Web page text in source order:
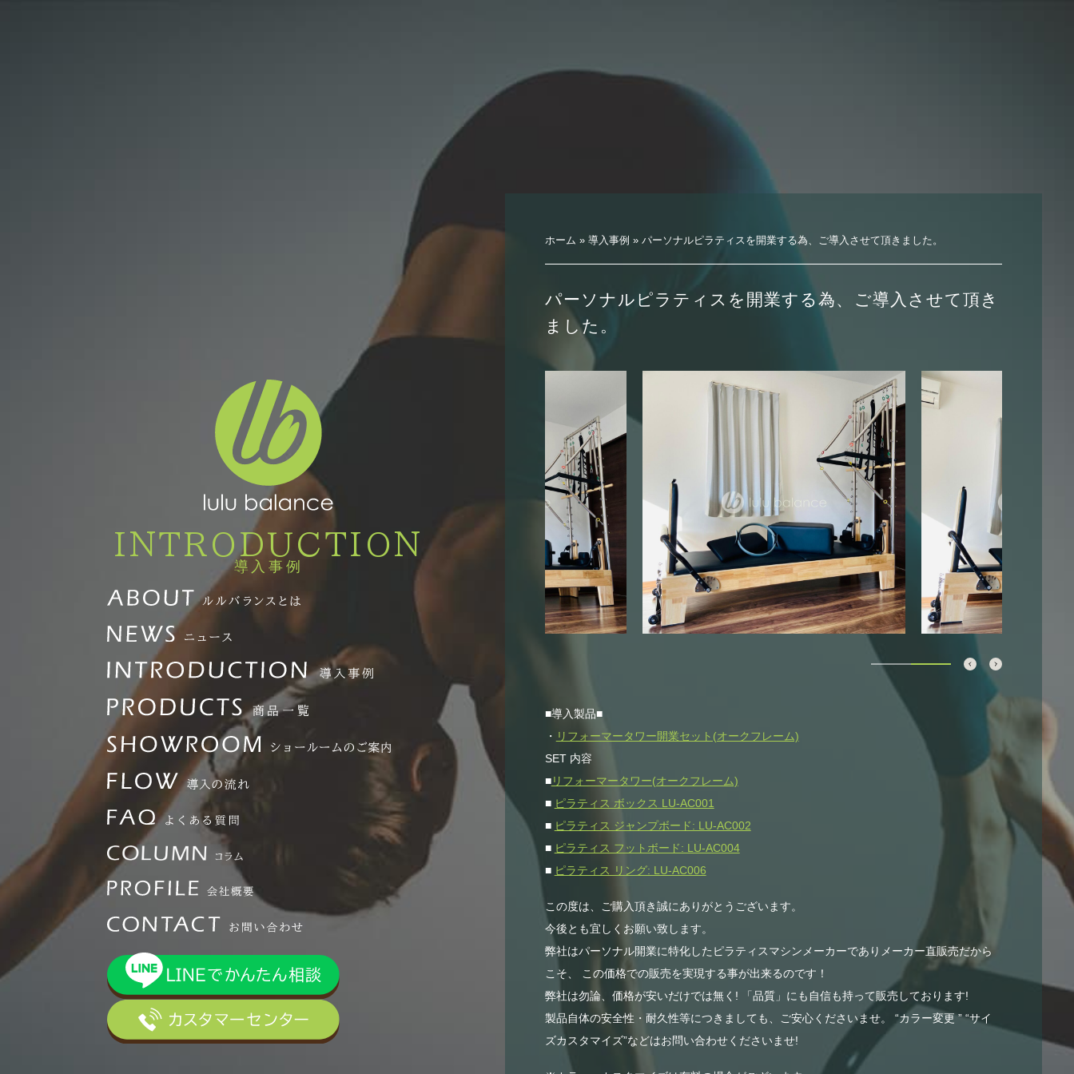
INTRODUCTION
導入事例
ホーム » 導入事例 » パーソナルピラティスを開業する為、ご導入させて頂きました。
パーソナルピラティスを開業する為、ご導入させて頂き
ました。
■導入製品■
・ リフォーマータワー開業セット(オークフレーム)
SET 内容
■リフォーマータワー(オークフレーム)
■ ピラティス ボックス LU-AC001
■ ピラティス ジャンプボード: LU-AC002
■ ピラティス フットボード: LU-AC004
■ ピラティス リング: LU-AC006
この度は、ご購入頂き誠にありがとうございます。
今後とも宜しくお願い致します。
弊社はパーソナル開業に特化したピラティスマシンメーカーでありメーカー直販売だから
こそ、 この価格での販売を実現する事が出来るのです！
弊社は勿論、価格が安いだけでは無く! 「品質」にも自信も持って販売しております!
製品自体の安全性・耐久性等につきましても、ご安心くださいませ。 “カラー変更 ” “サイ
ズカスタマイズ”などはお問い合わせくださいませ!